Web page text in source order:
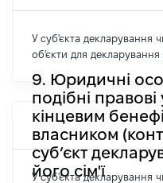
У суб'єкта декларування
об'єкти для декларування
9. Юридичні
подібні
кінцевим
власником
суб’єкт
його сім'ї
У суб'єкта декларування